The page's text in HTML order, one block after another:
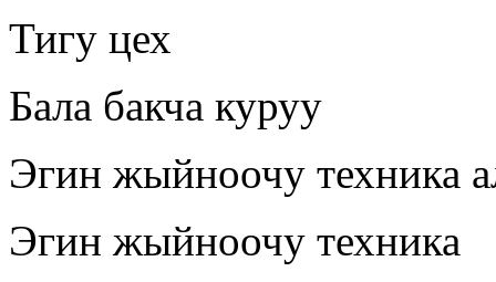
Тигу цех
Бала бакча куруу
Эгин жыйноочу техника
Эгин жыйноочу техника